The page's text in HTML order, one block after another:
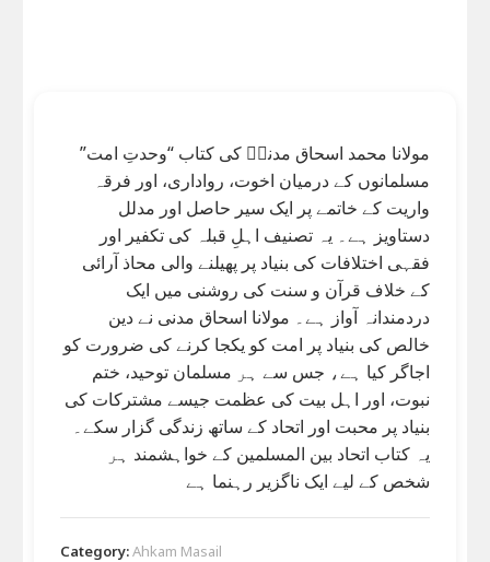
مولانا محمد اسحاق مدنیؒ کی کتاب “وحدتِ امت”
مسلمانوں کے درمیان اخوت، رواداری، اور فرقہ
واریت کے خاتمے پر ایک سیر حاصل اور مدلل
دستاویز ہے۔ یہ تصنیف اہلِ قبلہ کی تکفیر اور
فقہی اختلافات کی بنیاد پر پھیلنے والی محاذ آرائی
کے خلاف قرآن و سنت کی روشنی میں ایک
دردمندانہ آواز ہے۔ مولانا اسحاق مدنی نے دین
خالص کی بنیاد پر امت کو یکجا کرنے کی ضرورت کو
اجاگر کیا ہے، جس سے ہر مسلمان توحید، ختم
نبوت، اور اہل بیت کی عظمت جیسے مشترکات کی
بنیاد پر محبت اور اتحاد کے ساتھ زندگی گزار سکے۔
یہ کتاب اتحاد بین المسلمین کے خواہشمند ہر
شخص کے لیے ایک ناگزیر رہنما ہے
Category:Ahkam Masail